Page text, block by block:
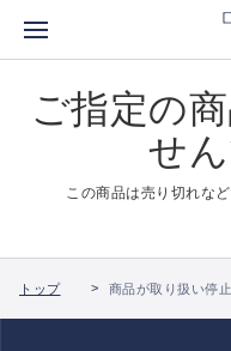
ご指定の
せん
この商品は売り切れな
トップ 商品が取り扱い停